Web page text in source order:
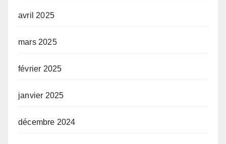
avril 2025
mars 2025
février 2025
janvier 2025
décembre 2024